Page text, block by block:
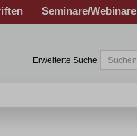
Seminare/Webinare
Erweiterte Suche